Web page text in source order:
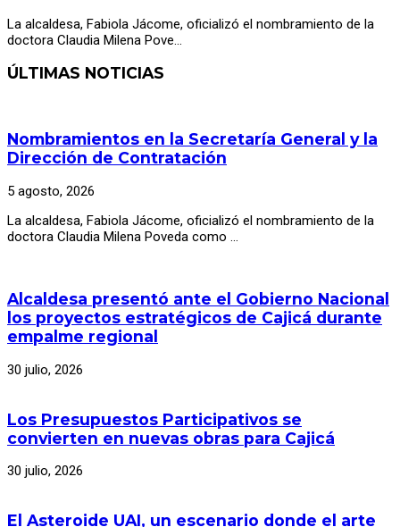
La alcaldesa, Fabiola Jácome, oficializó el nombramiento de la
doctora Claudia Milena Pove…
ÚLTIMAS NOTICIAS
Nombramientos en la Secretaría General y la
Dirección de Contratación
5 agosto, 2026
La alcaldesa, Fabiola Jácome, oficializó el nombramiento de la
doctora Claudia Milena Poveda como …
Alcaldesa presentó ante el Gobierno Nacional
los proyectos estratégicos de Cajicá durante
empalme regional
30 julio, 2026
Los Presupuestos Participativos se
convierten en nuevas obras para Cajicá
30 julio, 2026
El Asteroide UAI, un escenario donde el arte